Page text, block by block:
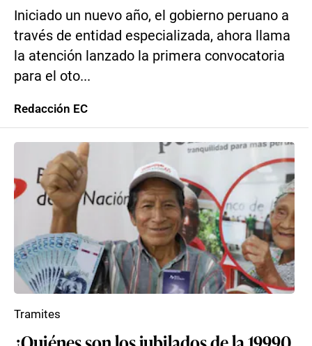
Iniciado un nuevo año, el gobierno peruano a
través de entidad especializada, ahora llama
la atención lanzado la primera convocatoria
para el oto...
Redacción EC
Tramites